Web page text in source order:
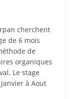
cherchent
de 6 mois
de
organiques
Le stage
à Aout